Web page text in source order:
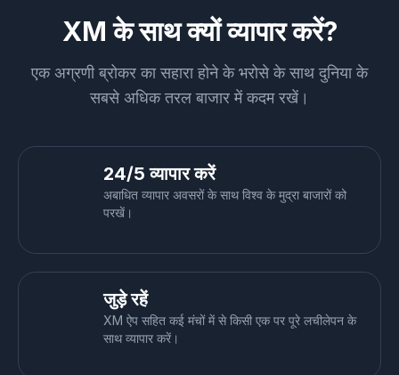
XM के साथ क्यों व्यापार करें?
एक अग्रणी ब्रोकर का सहारा होने के भरोसे के साथ दुनिया के
सबसे अधिक तरल बाजार में कदम रखें।
24/5 व्यापार करें
अबाधित व्यापार अवसरों के साथ विश्व के मुद्रा बाजारों को
परखें।
जुड़े रहें
XM ऐप सहित कई मंचों में से किसी एक पर पूरे लचीलेपन के
साथ व्यापार करें।